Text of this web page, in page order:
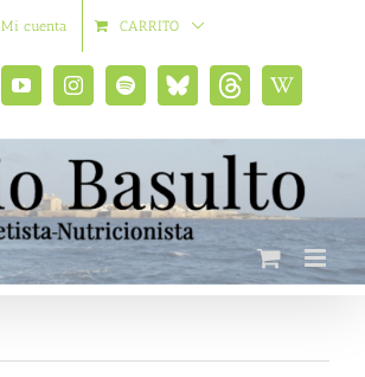
Mi cuenta CARRITO
YouTubeInstagramSpotifyBluesky
social
ThreadsWikipedia